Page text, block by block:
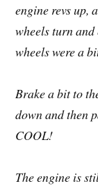
engine revs up,
wheels turn
wheels were a
Brake a bit to
down and then
COOL!
The engine is